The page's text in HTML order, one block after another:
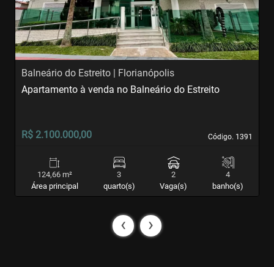
Balneário do Estreito | Florianópolis
Código. 1391
Código. 1391
Apartamento à venda no Balneário do Estreito
R$ 2.100.000,00
124,66 m²
Área principal
3
quarto(s)
2
Vaga(s)
4
banho(s)
‹ ›